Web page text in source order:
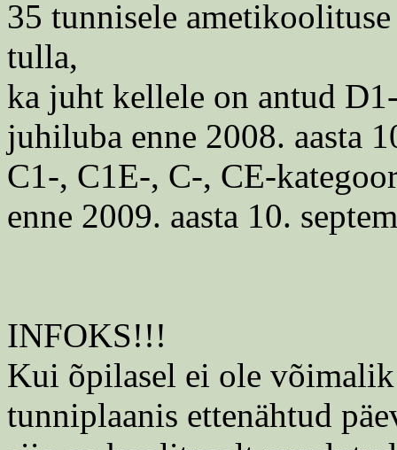
35 tunnisele
tulla,
ka juht kellele on antud
juhiluba enne 2008. aasta
C1-, C1E-, C-, CE-
enne 2009. aasta 10.
INFOKS!!!
Kui õpilasel ei ole
tunniplaanis ettenähtud